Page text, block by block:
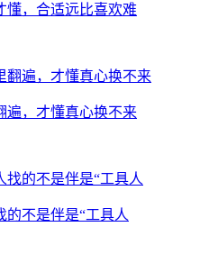
懂，合适远比喜欢难
遍，才懂真心换不来
的不是伴是“工具人